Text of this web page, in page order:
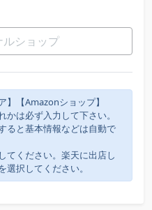
】【Amazonショップ】
かは必ず入力して下さい。
ると基本情報などは自動で
てください。楽天に出店し
択してください。